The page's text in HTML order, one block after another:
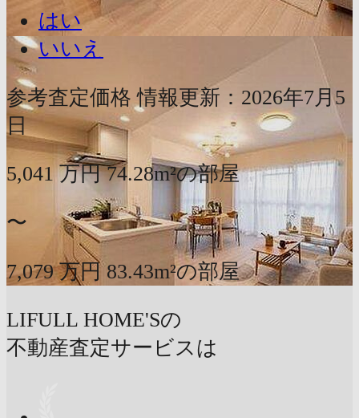
はい
いいえ
参考査定価格 情報更新：2026年7月5
日
5,041 万円 74.28m²の部屋
〜
7,079 万円 83.43m²の部屋
LIFULL HOME'Sの
不動産査定サービスは